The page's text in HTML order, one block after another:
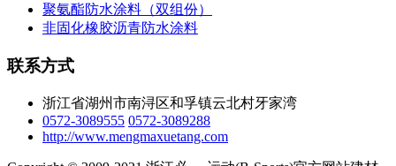
聚氨酯防水涂料（双组份）
非固化橡胶沥青防水涂料
联系方式
浙江省湖州市南浔区和孚镇云北村牙家湾
0572-3089555 0572-3089288
http://www.mengmaxuetang.com